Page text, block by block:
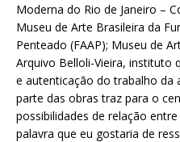
Moderna do Rio de Janeiro –
Museu de Arte Brasileira da
Penteado (FAAP); Museu de
Arquivo Belloli-Vieira, instituto
e autenticação do trabalho da
parte das obras traz para o
possibilidades de relação
palavra que eu gostaria de